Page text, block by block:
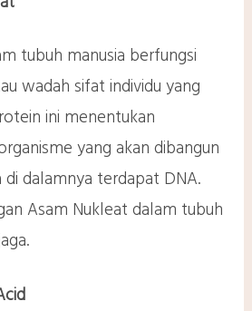
tubuh manusia berfungsi
wadah sifat individu yang
ini menentukan
yang akan dibangun
dalamnya terdapat DNA.
Asam Nukleat dalam tubuh